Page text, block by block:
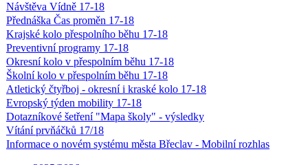
Návštěva Vídně 17-18
Přednáška Čas proměn 17-18
Krajské kolo přespolního běhu 17-18
Preventivní programy 17-18
Okresní kolo v přespolním běhu 17-18
Školní kolo v přespolním běhu 17-18
Atletický čtyřboj - okresní i kraské kolo 17-18
Evropský týden mobility 17-18
Dotazníkové šetření "Mapa školy" - výsledky
Vítání prvňáčků 17/18
Informace o novém systému města Břeclav - Mobilní rozhlas